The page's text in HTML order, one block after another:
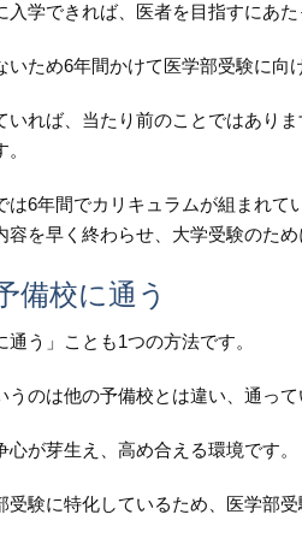
入学できれば、医者を目指すにあた
いため6年間かけて医学部受験に向
いれば、当たり前のことではあり
は6年間でカリキュラムが組まれ
容を早く終わらせ、大学受験のた
備校に通う
通う」ことも1つの方法です。
うのは他の予備校とは違い、通っ
が芽生え、高め合える環境です。
受験に特化しているため、医学部